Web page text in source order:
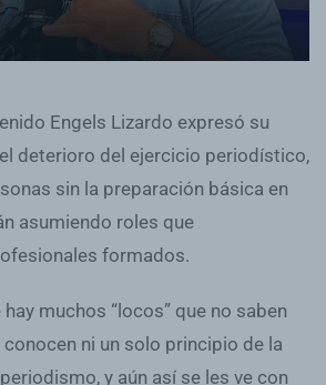
Engels Lizardo expresó su
deterioro del ejercicio periodístico,
sin la preparación básica en
asumiendo roles que
formados.
muchos “locos” que no saben
conocen ni un solo principio de la
y aún así se les ve con